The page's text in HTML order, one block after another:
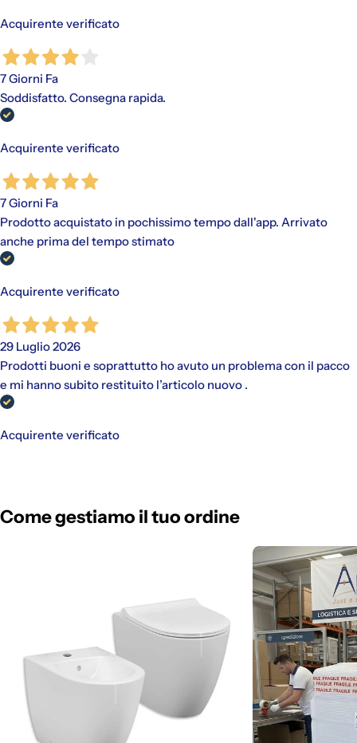
Acquirente verificato
7 Giorni Fa
Soddisfatto. Consegna rapida.
Acquirente verificato
7 Giorni Fa
Prodotto acquistato in pochissimo tempo dall'app. Arrivato
anche prima del tempo stimato
Acquirente verificato
29 Luglio 2026
Prodotti buoni e soprattutto ho avuto un problema con il pacco
e mi hanno subito restituito l’articolo nuovo .
Acquirente verificato
Come gestiamo il tuo ordine